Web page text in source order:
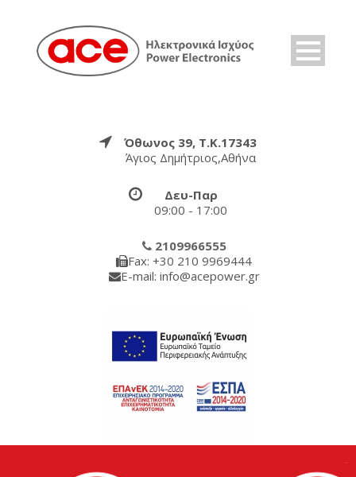
Όθωνος 39, Τ.Κ.17343
Άγιος Δημήτριος,Αθήνα
Δευ-Παρ
09:00 - 17:00
2109966555
Fax: +30 210 9969444
E-mail: info@acepower.gr